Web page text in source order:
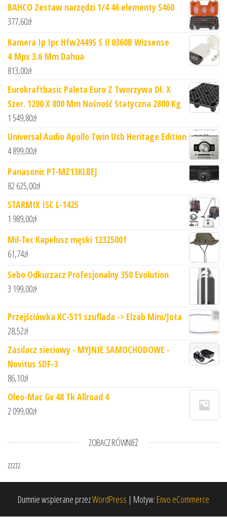
BAHCO Zestaw narzędzi 1/4 46 elementy S460
377,60zł
Kamera Ip Ipc Hfw2449S S Il 0360B Wizsense
4 Mpx 3.6 Mm Dahua
813,00zł
Eurokraftbasic Paleta Euro Z Tworzywa Dł. X
Szer. 1200 X 800 Mm Nośność Statyczna 2800 Kg
1 549,80zł
Universal Audio Apollo Twin Usb Heritage Edition
4 899,00zł
Panasonic PT-MZ13KLBEJ
82 625,00zł
STARMIX ISC L-1425
1 989,00zł
Mil-Tec Kapelusz męski 12325001
61,74zł
Sebo Odkurzacz Profesjonalny 350 Evolution
3 199,00zł
Przejściówka KC-511 szuflada -> Elzab Mini/Jota
28,52zł
Zasilacz sieciowy - MYJNIE SAMOCHODOWE -
Novitus SDF-3
86,10zł
Oleo-Mac Gv 48 Tk Allroad 4
2 099,00zł
ZOBACZ RÓWNIEŻ
zzzzz
Dumnie wspierane przezWordPress | Motyw: Envo eCommerce